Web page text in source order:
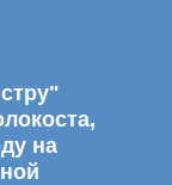
на